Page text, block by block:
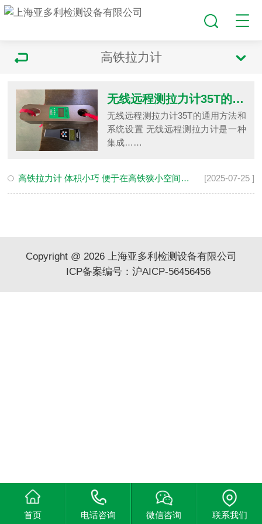
高铁拉力计
无线远程测拉力计35T的通用方法和系统设置
无线远程测拉力计35T的通用方法和
系统设置 无线远程测拉力计是一种
集成……
高铁拉力计 体积小巧 便于在高铁狭小空间操作 [2025-07-25 ]
Copyright @ 2026 上海亚多利检测设备有限公司
ICP备案编号：沪AICP-56456456
首页 电话咨询 微信咨询 联系我们